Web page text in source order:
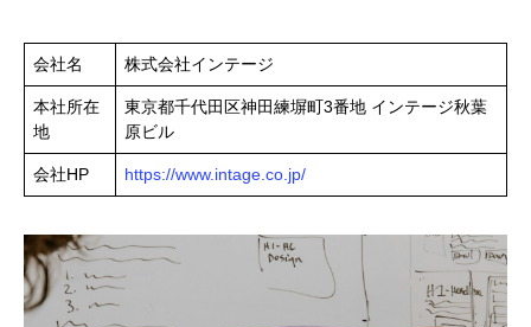
会社名 株式会社インテージ
本社所在
地
東京都千代田区神田練塀町3番地 インテージ秋葉
原ビル
会社HP https://www.intage.co.jp/